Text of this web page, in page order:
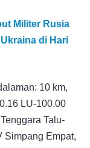
Militer Rusia
di Hari
10 km,
LU-100.00
Talu-
Simpang Empat,